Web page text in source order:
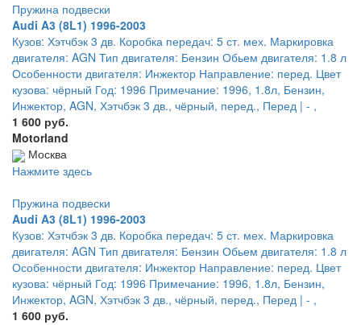
Пружина подвески
Audi A3 (8L1) 1996-2003
Кузов: Хэтчбэк 3 дв. Коробка передач: 5 ст. мех. Маркировка
двигателя: AGN Тип двигателя: Бензин Обьем двигателя: 1.8 л
Особенности двигателя: Инжектор Направление: перед. Цвет
кузова: чёрный Год: 1996 Примечание: 1996, 1.8л, Бензин,
Инжектор, AGN, Хэтчбэк 3 дв., чёрный, перед., Перед | - ,
1 600 руб.
Motorland
Москва
Нажмите здесь
Пружина подвески
Audi A3 (8L1) 1996-2003
Кузов: Хэтчбэк 3 дв. Коробка передач: 5 ст. мех. Маркировка
двигателя: AGN Тип двигателя: Бензин Обьем двигателя: 1.8 л
Особенности двигателя: Инжектор Направление: перед. Цвет
кузова: чёрный Год: 1996 Примечание: 1996, 1.8л, Бензин,
Инжектор, AGN, Хэтчбэк 3 дв., чёрный, перед., Перед | - ,
1 600 руб.